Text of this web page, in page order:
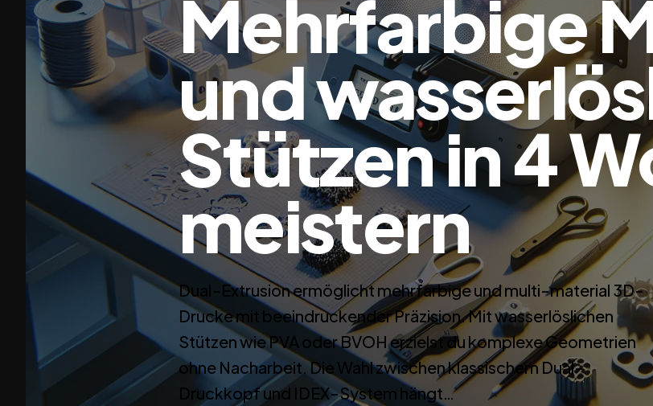
Mehrfarbige
und
Stützen in 4
meistern
Dual-Extrusion ermöglicht mehrfarbige und multi-material 3D-
Drucke mit beeindruckender Präzision. Mit wasserlöslichen
Stützen wie PVA oder BVOH erzielst du komplexe Geometrien
ohne Nacharbeit. Die Wahl zwischen klassischem Dual-
Druckkopf und IDEX-System hängt…